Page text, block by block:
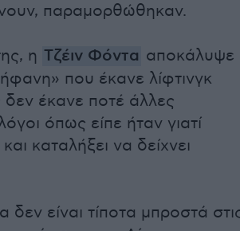
παραμορθώθηκαν.
η Τζέιν Φόντα αποκάλυψε
που έκανε λίφτινγκ
έκανε ποτέ άλλες
όπως είπε ήταν γιατί
καταλήξει να δείχνει
δεν είναι τίποτα μπροστά